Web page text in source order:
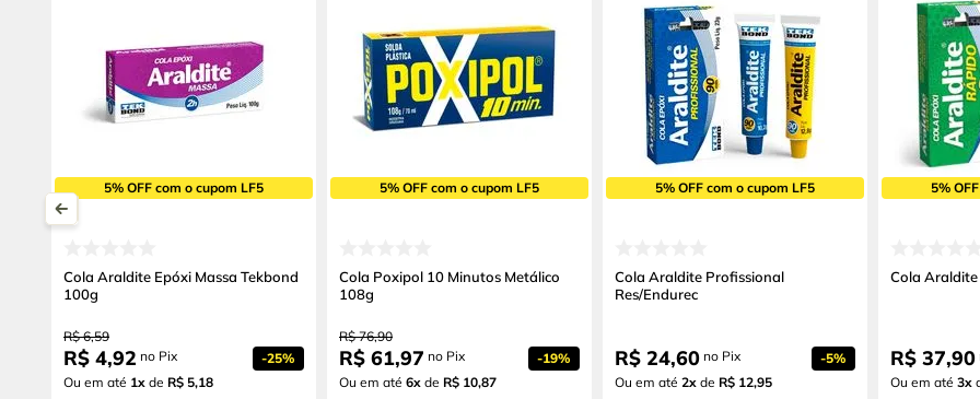
5% OFF com o cupom LF5
Cola Araldite Epóxi Massa Tekbond
100g
R$ 6,59
R$ 4,92 no Pix -25%
Ou em até 1x de R$ 5,18
5% OFF com o cupom LF5
Cola Poxipol 10 Minutos Metálico
108g
R$ 76,90
R$ 61,97 no Pix -19%
Ou em até 6x de R$ 10,87
5% OFF com o cupom LF5
Cola Araldite Profissional
Res/Endurec
R$ 24,60 no Pix -5%
Ou em até 2x de R$ 12,95
5%
Cola
R$ 37,90
Ou em até 3x